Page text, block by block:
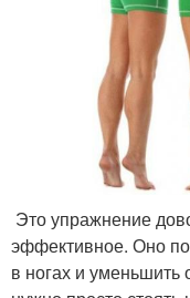
Это упражнение
эффективное. Оно
в ногах и уменьшить